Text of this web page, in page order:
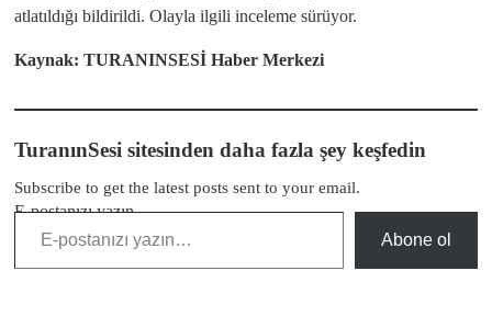
atlatıldığı bildirildi. Olayla ilgili inceleme sürüyor.
Kaynak: TURANINSESİ Haber Merkezi
TuranınSesi sitesinden daha fazla şey keşfedin
Subscribe to get the latest posts sent to your email.
E-postanızı yazın…
Abone ol